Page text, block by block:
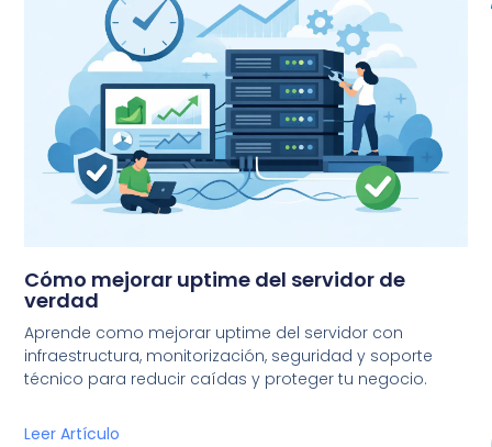
Cómo mejorar uptime del servidor de
verdad
Aprende como mejorar uptime del servidor con
infraestructura, monitorización, seguridad y soporte
técnico para reducir caídas y proteger tu negocio.
Leer Artículo